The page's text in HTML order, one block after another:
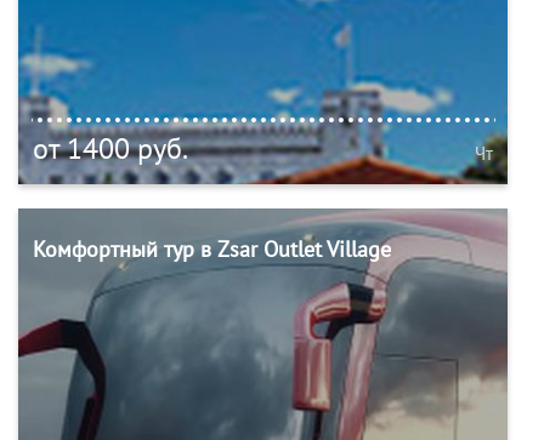
от 1400 руб. Чт
Комфортный тур в Zsar Outlet Village